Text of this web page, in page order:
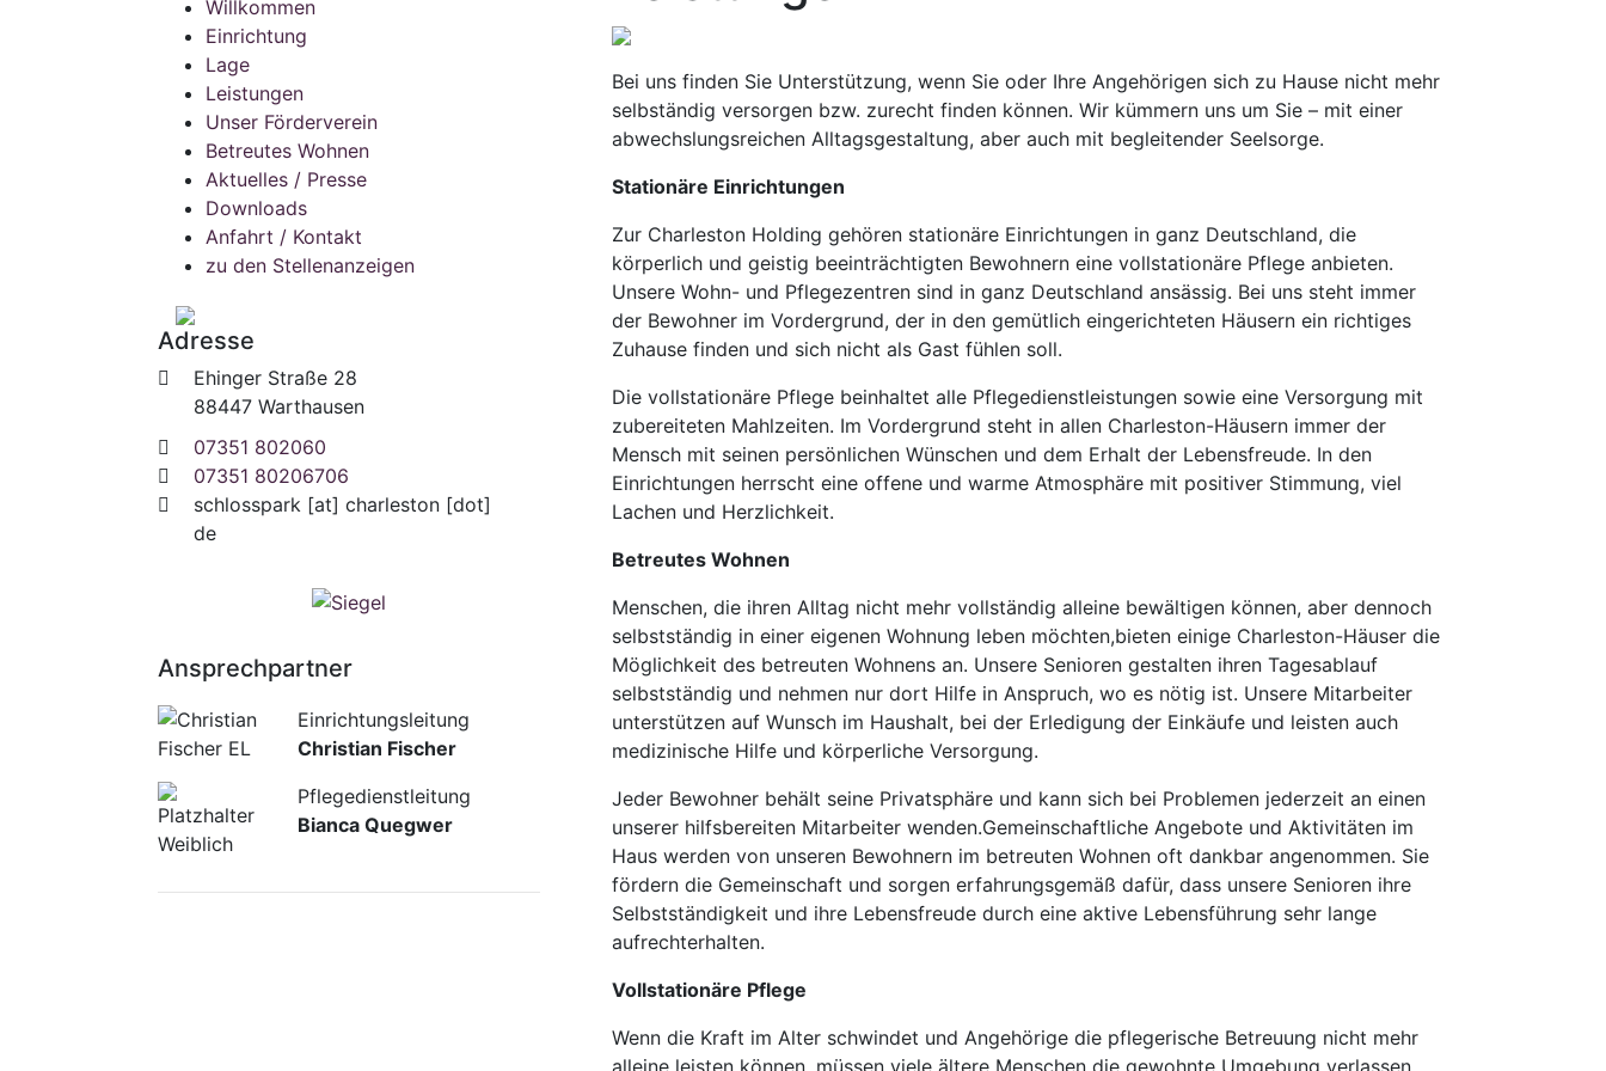
Willkommen
Einrichtung
Lage
Leistungen
Unser Förderverein
Betreutes Wohnen
Aktuelles / Presse
Downloads
Anfahrt / Kontakt
zu den Stellenanzeigen
Adresse
Ehinger Straße 28
88447 Warthausen
07351 802060
07351 80206706
schlosspark [at] charleston [dot]
de
Ansprechpartner
Einrichtungsleitung
Christian Fischer
Pflegedienstleitung
Bianca Quegwer
Bei uns finden Sie Unterstützung, wenn Sie oder Ihre Angehörigen sich zu Hause nicht mehr
selbständig versorgen bzw. zurecht finden können. Wir kümmern uns um Sie – mit einer
abwechslungsreichen Alltagsgestaltung, aber auch mit begleitender Seelsorge.
Stationäre Einrichtungen
Zur Charleston Holding gehören stationäre Einrichtungen in ganz Deutschland, die
körperlich und geistig beeinträchtigten Bewohnern eine vollstationäre Pflege anbieten.
Unsere Wohn- und Pflegezentren sind in ganz Deutschland ansässig. Bei uns steht immer
der Bewohner im Vordergrund, der in den gemütlich eingerichteten Häusern ein richtiges
Zuhause finden und sich nicht als Gast fühlen soll.
Die vollstationäre Pflege beinhaltet alle Pflegedienstleistungen sowie eine Versorgung mit
zubereiteten Mahlzeiten. Im Vordergrund steht in allen Charleston-Häusern immer der
Mensch mit seinen persönlichen Wünschen und dem Erhalt der Lebensfreude. In den
Einrichtungen herrscht eine offene und warme Atmosphäre mit positiver Stimmung, viel
Lachen und Herzlichkeit.
Betreutes Wohnen
Menschen, die ihren Alltag nicht mehr vollständig alleine bewältigen können, aber dennoch
selbstständig in einer eigenen Wohnung leben möchten,bieten einige Charleston-Häuser die
Möglichkeit des betreuten Wohnens an. Unsere Senioren gestalten ihren Tagesablauf
selbstständig und nehmen nur dort Hilfe in Anspruch, wo es nötig ist. Unsere Mitarbeiter
unterstützen auf Wunsch im Haushalt, bei der Erledigung der Einkäufe und leisten auch
medizinische Hilfe und körperliche Versorgung.
Jeder Bewohner behält seine Privatsphäre und kann sich bei Problemen jederzeit an einen
unserer hilfsbereiten Mitarbeiter wenden.Gemeinschaftliche Angebote und Aktivitäten im
Haus werden von unseren Bewohnern im betreuten Wohnen oft dankbar angenommen. Sie
fördern die Gemeinschaft und sorgen erfahrungsgemäß dafür, dass unsere Senioren ihre
Selbstständigkeit und ihre Lebensfreude durch eine aktive Lebensführung sehr lange
aufrechterhalten.
Vollstationäre Pflege
Wenn die Kraft im Alter schwindet und Angehörige die pflegerische Betreuung nicht mehr
alleine leisten können, müssen viele ältere Menschen die gewohnte Umgebung verlassen.